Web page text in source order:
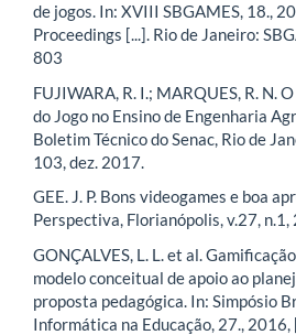
de jogos. In: XVIII SBGAMES, 18.,
Proceedings [...]. Rio de Janeiro:
803
FUJIWARA, R. I.; MARQUES, R. N.
do Jogo no Ensino de Engenharia
Boletim Técnico do Senac, Rio de
103, dez. 2017.
GEE. J. P. Bons videogames e boa
Perspectiva, Florianópolis, v.27, n.1,
GONÇALVES, L. L. et al.
modelo conceitual de apoio ao
proposta pedagógica. In: Simpósio
Informática na Educação, 27., 2016,